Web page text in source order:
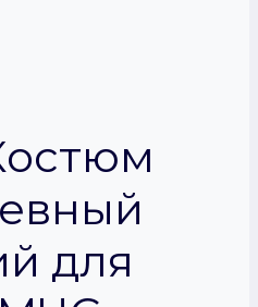
для